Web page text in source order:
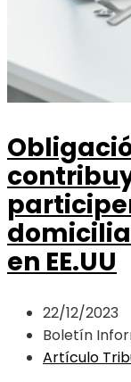
en EE.UU
22/12/2023
Boletín
Artículo